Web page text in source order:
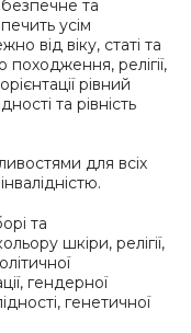
та
усім
від віку, статі та
походження, релігії,
рівний
та рівність
для всіх
та
шкіри, релігії,
гендерної
генетичної